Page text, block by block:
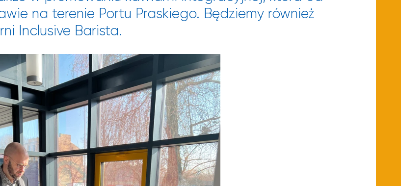
na terenie Portu Praskiego. Będziemy również
Inclusive Barista.